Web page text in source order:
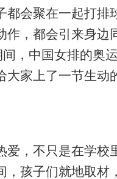
都会聚在一起打排
作，都会引来身边
间，中国女排的奥
大家上了一节生动
，不只是在学校
，孩子们就地取材